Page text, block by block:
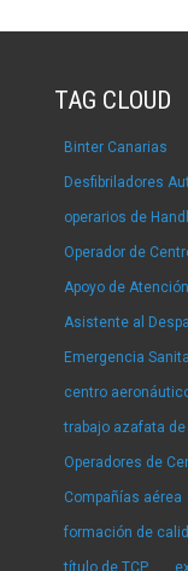
TAG CLOUD
Binter Canarias
Desfibriladores
operarios de
Operador de
Apoyo de
Asistente al
Emergencia
centro
trabajo azafata
Operadores de
Compañías aérea
formación de
título de TCP